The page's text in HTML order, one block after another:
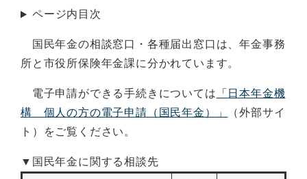
ページ内目次
国民年金の相談窓口・各種届出窓口は、年金事務
所と市役所保険年金課に分かれています。
電子申請ができる手続きについては 「日本年金機
構 個人の方の電子申請（国民年金）」
（外部サイ
ト）をご覧ください。
▼国民年金に関する相談先